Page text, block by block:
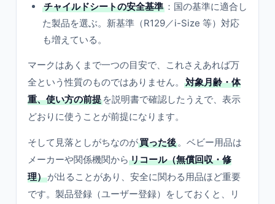
チャイルドシートの安全基準 ：国の基準に適合し
た製品を選ぶ。新基準（R129／i-Size 等）対応
も増えている。
マークはあくまで一つの目安で、これさえあれば万
全という性質のものではありません。
対象月齢・体
重、使い方の前提 を説明書で確認したうえで、表示
どおりに使うことが前提になります。
そして見落としがちなのが買った後。ベビー用品は
メーカーや関係機関から リコール（無償回収・修
理）が出ることがあり、安全に関わる用品ほど重要
です。製品登録（ユーザー登録）をしておくと、リ